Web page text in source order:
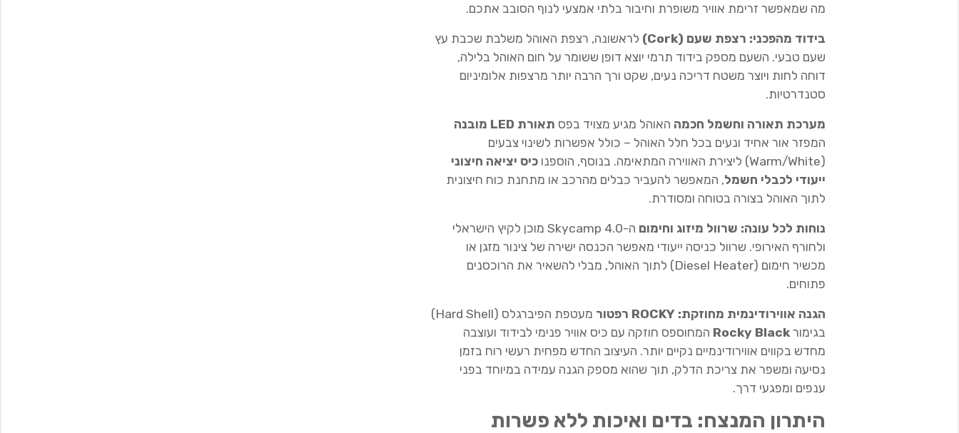
מה שמאפשר זרימת אוויר משופרת וחיבור בלתי אמצעי לנוף הסובב אתכם.
בידוד מהפכני: רצפת שעם (Cork)
לראשונה, רצפת האוהל משלבת שכבת עץ
שעם טבעי. השעם מספק בידוד תרמי יוצא דופן ששומר על חום האוהל בלילה,
דוחה לחות ויוצר משטח דריכה נעים, שקט ורך הרבה יותר מרצפות אלומיניום
סטנדרטיות.
מערכת תאורה וחשמל חכמה האוהל מגיע מצויד בפס תאורת LED מובנה
המפזר אור אחיד ונעים בכל חלל האוהל – כולל אפשרות לשינוי צבעים
(Warm/White) ליצירת האווירה המתאימה. בנוסף, הוספנו
כיס יציאה חיצוני
ייעודי לכבלי חשמל, המאפשר להעביר כבלים מהרכב או מתחנת כוח חיצונית
לתוך האוהל בצורה בטוחה ומסודרת.
נוחות לכל עונה: שרוול מיזוג וחימום
ה-Skycamp 4.0 מוכן לקיץ הישראלי
ולחורף האירופי. שרוול כניסה ייעודי מאפשר הכנסה ישירה של צינור מזגן או
מכשיר חימום (Diesel Heater) לתוך האוהל, מבלי להשאיר את הרוכסנים
פתוחים.
הגנה אווירודינמית מחוזקת: ROCKY רפטור
מעטפת הפיברגלס (Hard Shell)
בגימור Rocky Black המחוספס חוזקה עם כיס אוויר פנימי לבידוד ועוצבה
מחדש בקווים אווירודינמיים נקיים יותר. העיצוב החדש מפחית רעשי רוח בזמן
נסיעה ומשפר את צריכת הדלק, תוך שהוא מספק הגנה עמידה במיוחד בפני
ענפים ומפגעי דרך.
היתרון המנצח: בדים ואיכות ללא פשרות